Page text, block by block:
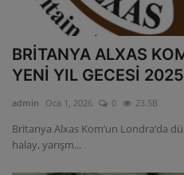
BRİTANYA ALXAS
YENİ YIL GECESİ
admin Oca 1, 2026 0 23.5B
Britanya Alxas Kom’un Londra’da
halay, yarışm...